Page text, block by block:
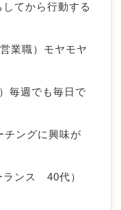
てから行動する
業職）モヤモヤ
毎週でも毎日で
チングに興味が
ランス 40代）